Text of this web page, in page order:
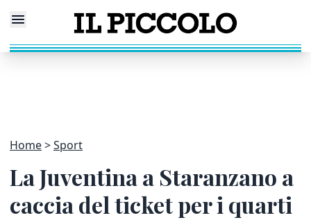
Home Sport
La Juventina a Staranzano a
caccia del ticket per i quarti